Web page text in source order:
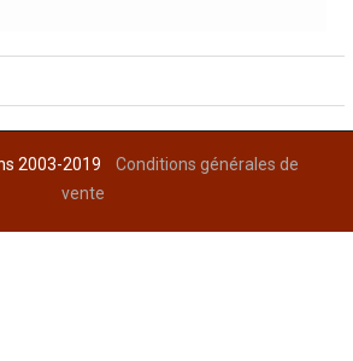
2003-2019Conditions générales de
vente